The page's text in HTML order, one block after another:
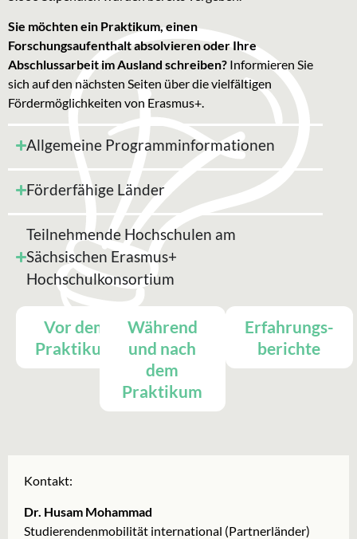
Sie möchten ein Praktikum, einen
Forschungsaufenthalt absolvieren oder Ihre
Abschlussarbeit im Ausland schreiben? Informieren Sie
sich auf den nächsten Seiten über die vielfältigen
Fördermöglichkeiten von Erasmus+.
Allgemeine Programminformationen
Förderfähige Länder
Teilnehmende Hochschulen am
Sächsischen Erasmus+
Hochschulkonsortium
Vor dem
Praktikum
Während
und nach
dem
Praktikum
Erfahrungs-
berichte
Kontakt:
Dr. Husam Mohammad
Studierendenmobilität international (Partnerländer)